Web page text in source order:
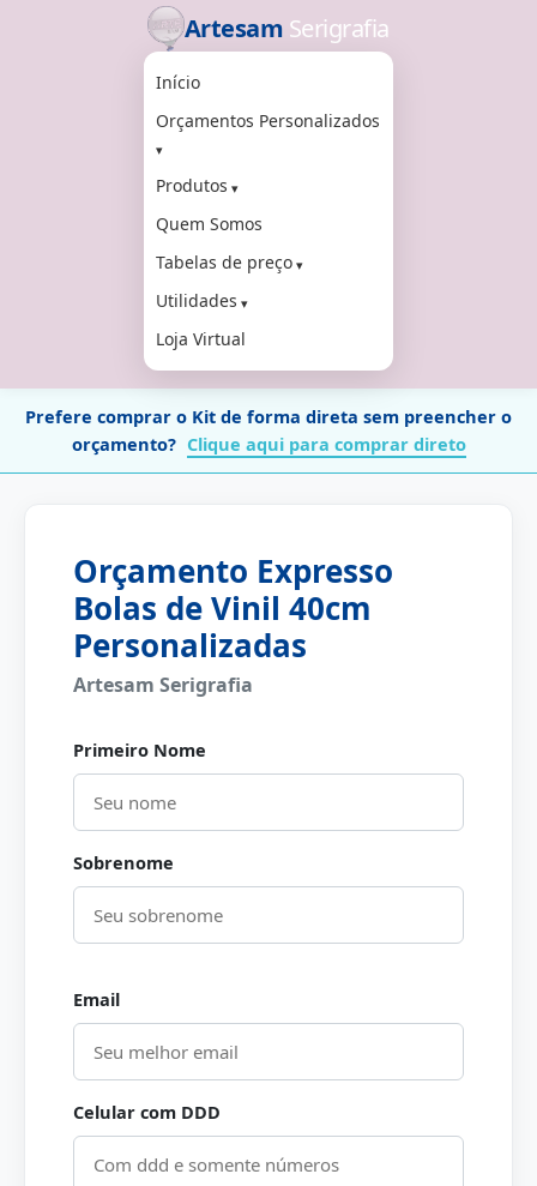
Artesam Serigrafia
Início
Orçamentos Personalizados
Produtos
Quem Somos
Tabelas de preço
Utilidades
Loja Virtual
Prefere comprar o Kit de forma direta sem preencher o
orçamento? Clique aqui para comprar direto
Orçamento Expresso
Bolas de Vinil 40cm
Personalizadas
Artesam Serigrafia
Primeiro Nome
Sobrenome
Email
Celular com DDD